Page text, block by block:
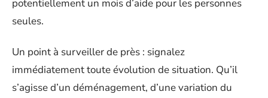
potentiellement un mois d’aide pour les personnes
seules.
Un point à surveiller de près : signalez
immédiatement toute évolution de situation. Qu’il
s’agisse d’un déménagement, d’une variation du